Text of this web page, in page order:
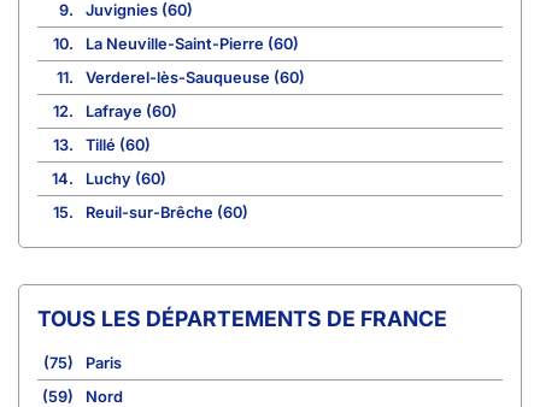
9.
Juvignies (60)
10.
La Neuville-Saint-Pierre (60)
11.
Verderel-lès-Sauqueuse (60)
12.
Lafraye (60)
13.
Tillé (60)
14.
Luchy (60)
15.
Reuil-sur-Brêche (60)
TOUS LES DÉPARTEMENTS DE FRANCE
(75)
Paris
(59)
Nord